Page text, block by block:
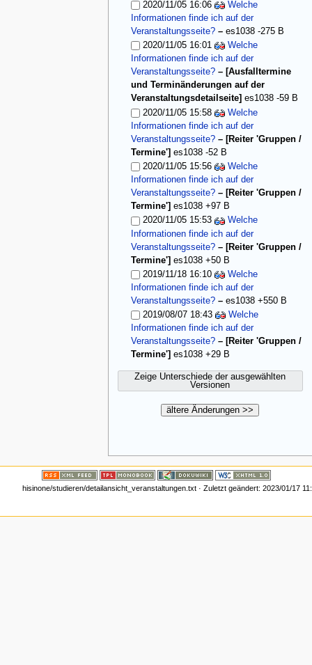
2020/11/05 16:06
Welche
Informationen finde ich auf der
Veranstaltungsseite? – es1038 -275 B
2020/11/05 16:01
Welche
Informationen finde ich auf der
Veranstaltungsseite? – [Ausfalltermine
und Terminänderungen auf der
Veranstaltungsdetailseite] es1038 -59 B
2020/11/05 15:58
Welche
Informationen finde ich auf der
Veranstaltungsseite? – [Reiter 'Gruppen /
Termine'] es1038 -52 B
2020/11/05 15:56
Welche
Informationen finde ich auf der
Veranstaltungsseite? – [Reiter 'Gruppen /
Termine'] es1038 +97 B
2020/11/05 15:53
Welche
Informationen finde ich auf der
Veranstaltungsseite? – [Reiter 'Gruppen /
Termine'] es1038 +50 B
2019/11/18 16:10
Welche
Informationen finde ich auf der
Veranstaltungsseite? – es1038 +550 B
2019/08/07 18:43
Welche
Informationen finde ich auf der
Veranstaltungsseite? – [Reiter 'Gruppen /
Termine'] es1038 +29 B
Zeige Unterschiede der ausgewählten
Versionen
ältere Änderungen >>
hisinone/studieren/detailansicht_veranstaltungen.txt· Zuletzt geändert: 2023/01/17